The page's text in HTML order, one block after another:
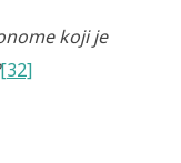
koji je
[32]